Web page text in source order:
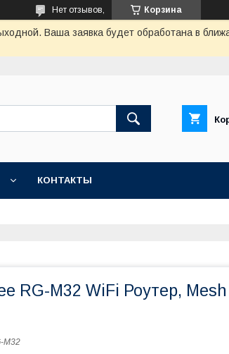
Корзина
Нет отзывов,
Ваша заявка будет обработана в
КОНТАКТЫ
RG-M32 WiFi Роутер, Mesh
M32